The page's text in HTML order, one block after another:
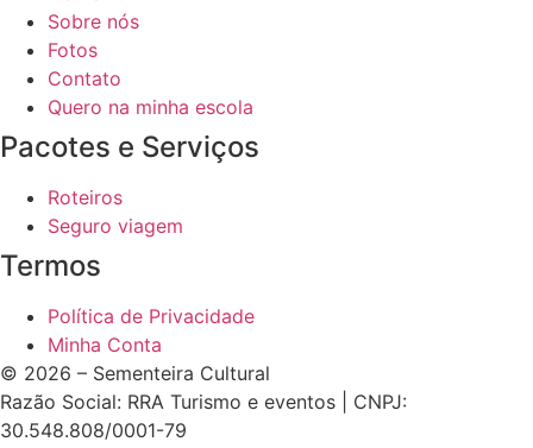
Sobre nós
Fotos
Contato
Quero na minha escola
Pacotes e Serviços
Roteiros
Seguro viagem
Termos
Política de Privacidade
Minha Conta
© 2026 – Sementeira Cultural
Razão Social: RRA Turismo e eventos | CNPJ:
30.548.808/0001-79